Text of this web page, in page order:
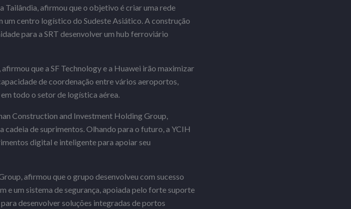
Tailândia, afirmou que o objetivo é criar uma rede
um centro logístico do Sudeste Asiático. A construção
para a SRT desenvolver um hub ferroviário
que a SF Technology e a Huawei irão maximizar
de coordenação entre vários aeroportos,
todo o setor de logística aérea.
Construction and Investment Holding Group,
de suprimentos. Olhando para o futuro, a YCIH
digital e inteligente para apoiar seu
afirmou que o grupo desenvolveu com sucesso
e um sistema de segurança, apoiada pelo forte suporte
desenvolver soluções integradas de portos